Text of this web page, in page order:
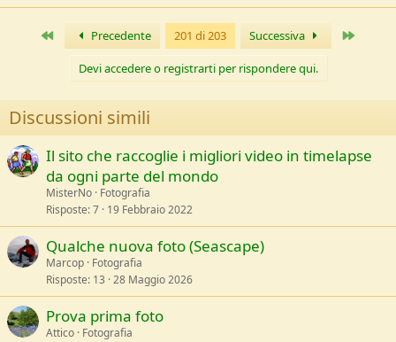
c
Primo Precedente 201 di 203 Successiva
Devi accedere o registrarti per rispondere qui.
Discussioni simili
Il sito che raccoglie i migliori video in timelapse
da ogni parte del mondo
MisterNo Fotografia
Risposte 7 19 Febbraio 2022
Qualche nuova foto (Seascape)
Marcop Fotografia
Risposte 13 28 Maggio 2026
Prova prima foto
Attico Fotografia